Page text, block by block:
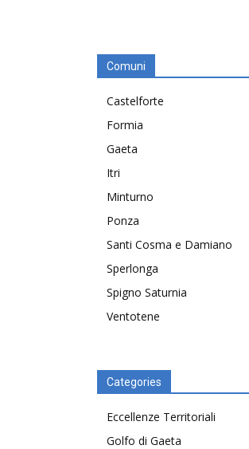
Comuni
Castelforte
Formia
Gaeta
Itri
Minturno
Ponza
Santi Cosma e Damiano
Sperlonga
Spigno Saturnia
Ventotene
Categories
Eccellenze Territoriali
Golfo di Gaeta